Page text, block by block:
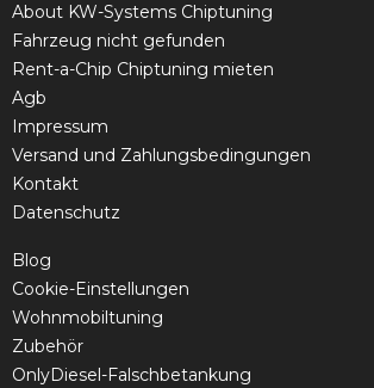
About KW-Systems Chiptuning
Fahrzeug nicht gefunden
Rent-a-Chip Chiptuning mieten
Agb
Impressum
Versand und Zahlungsbedingungen
Kontakt
Datenschutz
Blog
Cookie-Einstellungen
Wohnmobiltuning
Zubehör
OnlyDiesel-Falschbetankung